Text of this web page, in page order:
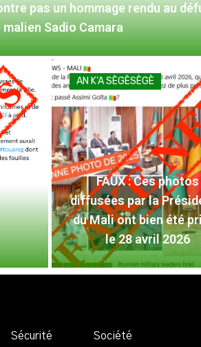
pas un hommage rendu au
Sadio Camara
AN K’A SÈGÈSÈGÈ
FAUX : Ces photos
diffusées par la
du Mali ont bien été
le 28 avril 2026
Sécurité Société